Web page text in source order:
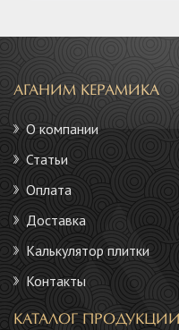
АГАНИМ КЕРАМИКА
О компании
Статьи
Оплата
Доставка
Калькулятор плитки
Контакты
КАТАЛОГ ПРОДУКЦИИ